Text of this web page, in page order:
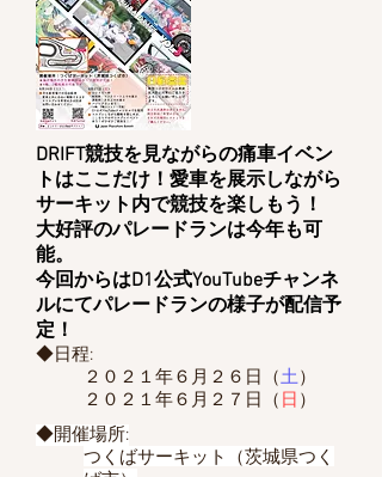
DRIFT競技を見ながらの痛車イベン
トはここだけ！愛車を展示しながら
サーキット内で競技を楽しもう！
大好評のパレードランは今年も可
能。
​今回からはD1公式YouTubeチャンネ
ルにてパレードランの様子が配信予
定！
◆日程:
２０２１年６月２６日（土 ）
２０２１年６ 月２７ 日（ 日 ）
◆開催場所:
つくばサーキット（茨城県つく